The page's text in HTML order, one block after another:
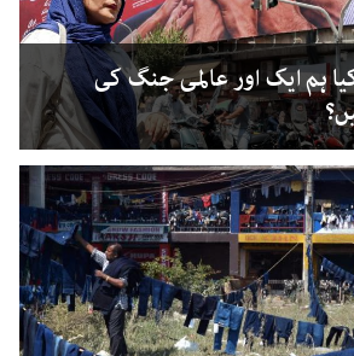
ہم ایک اور عالمی جنگ کی